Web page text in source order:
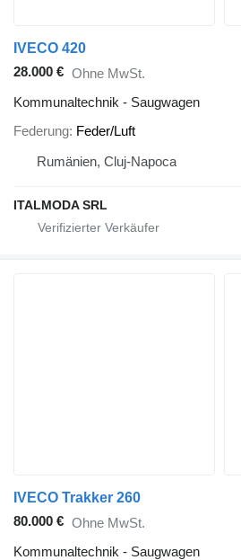
IVECO 420
28.000 € Ohne MwSt.
Kommunaltechnik - Saugwagen
Federung Feder/Luft
Rumänien, Cluj-Napoca
ITALMODA SRL
IVECO Trakker 260
80.000 € Ohne MwSt.
Kommunaltechnik - Saugwagen